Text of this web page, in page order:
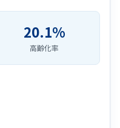
20.1%
高齢化率